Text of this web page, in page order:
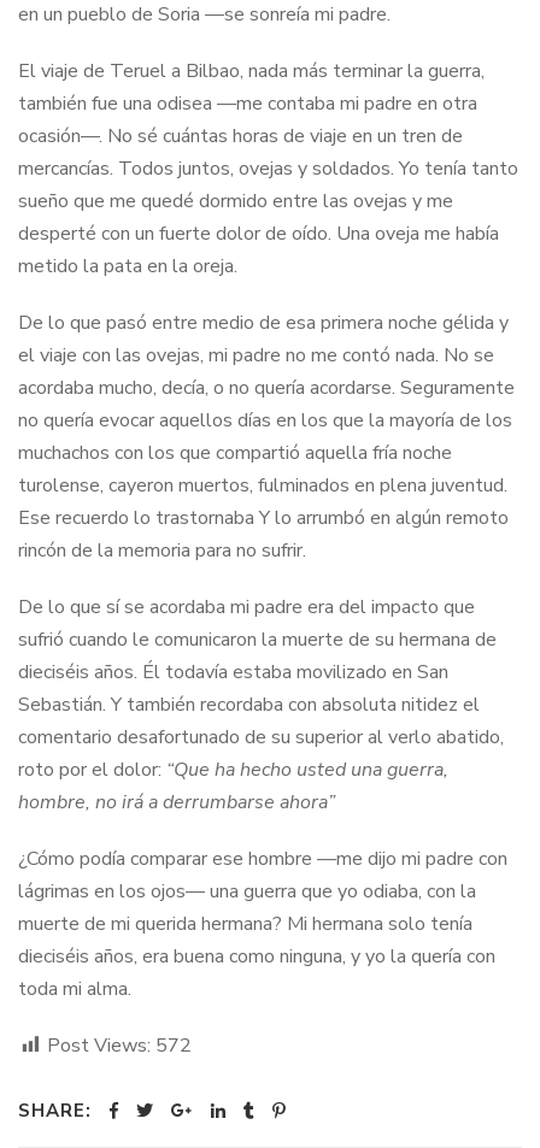
en un pueblo de Soria —se sonreía mi padre.
El viaje de Teruel a Bilbao, nada más terminar la guerra,
también fue una odisea —me contaba mi padre en otra
ocasión—. No sé cuántas horas de viaje en un tren de
mercancías. Todos juntos, ovejas y soldados. Yo tenía tanto
sueño que me quedé dormido entre las ovejas y me
desperté con un fuerte dolor de oído. Una oveja me había
metido la pata en la oreja.
De lo que pasó entre medio de esa primera noche gélida y
el viaje con las ovejas, mi padre no me contó nada. No se
acordaba mucho, decía, o no quería acordarse. Seguramente
no quería evocar aquellos días en los que la mayoría de los
muchachos con los que compartió aquella fría noche
turolense, cayeron muertos, fulminados en plena juventud.
Ese recuerdo lo trastornaba Y lo arrumbó en algún remoto
rincón de la memoria para no sufrir.
De lo que sí se acordaba mi padre era del impacto que
sufrió cuando le comunicaron la muerte de su hermana de
dieciséis años. Él todavía estaba movilizado en San
Sebastián. Y también recordaba con absoluta nitidez el
comentario desafortunado de su superior al verlo abatido,
roto por el dolor: “Que ha hecho usted una guerra,
hombre, no irá a derrumbarse ahora”
¿Cómo podía comparar ese hombre —me dijo mi padre con
lágrimas en los ojos— una guerra que yo odiaba, con la
muerte de mi querida hermana? Mi hermana solo tenía
dieciséis años, era buena como ninguna, y yo la quería con
toda mi alma.
Post Views: 572
SHARE: